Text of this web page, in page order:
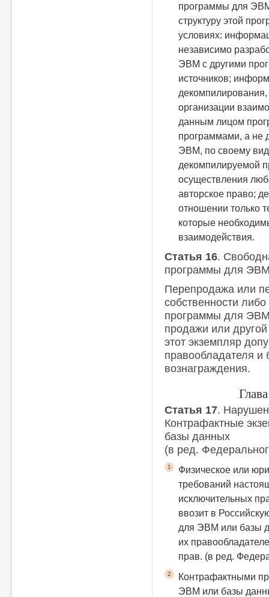
программы для ЭВМ
структуру этой
условиях:
независимо
ЭВМ с другими
источников;
организации
данным лицом
программами, а не
ЭВМ, по своему
декомпилируемой
осуществления
авторское право;
отношении только
которые
взаимодействия.
Статья 16.
программы для
Перепродажа или
собственности
программы для
продажи или
этот экземпляр
правообладателя и
вознаграждения.
Статья 17.
Контрафактные
базы данных
(в ред.
Физическое или
требований
исключительных
ввозит в
для ЭВМ или базы
их
прав. (в ред.
1
Контрафактными
ЭВМ или базы
2